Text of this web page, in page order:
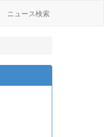
ニュース検索